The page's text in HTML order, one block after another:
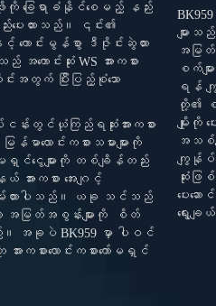
န်ဖိုးကို ခြေရာခံနိုင်စေမည့် နည်း
ပေးထားသည်။ ၎င်း၏
ကောင်းမွန်စွာ ဒီဇိုင်းဆွဲထား
ောင်းဆုံး WS အားကစား
းအတွက် ပြီးပြည့်စုံသော
းတွင်ယုံကြည်ရဆုံးအားကစား
ောင်းကစားသမားများကို
ာ်မရှင်ငွေများကို တစ်ချိန်တည်း
းကစား အေးဂျင့်
ားပါသည်။ ယခု သင်သည်
အမြတ်အစွန်းများကို
စိတ်
။ အခုပဲ BK959 မှာ ပါဝင်
ားကစားလောင်းကစားကော်မရှင်
များ
အမြ
စက်မ
ရန်
တို့၏ စ
မျိုးကို
အသစ်
ကျွန်ုပ်
ဆုံးဖ
ပေးဆ
ရွေးချ